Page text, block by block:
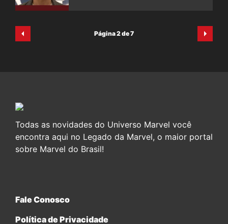
Página 2 de 7
Todas as novidades do Universo Marvel você
encontra aqui no Legado da Marvel, o maior portal
sobre Marvel do Brasil!
Fale Conosco
Política de Privacidade